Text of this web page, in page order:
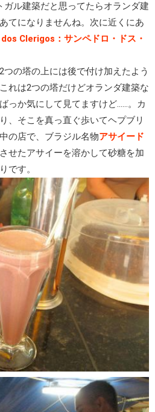
ガル建築だと思ってたらオランダ建
てになりませんね。次に近くにあ
Clerigos：サンペドロ・ドス・
の塔の上には後で付け加えたよう
れは2つの塔だけどオランダ建築な
っか気にして見てますけど……。カ
、そこを真っ直ぐ歩いてヘプブリ
の店で、ブラジル名物アサイード
せたアサイーを溶かして砂糖を加
です。